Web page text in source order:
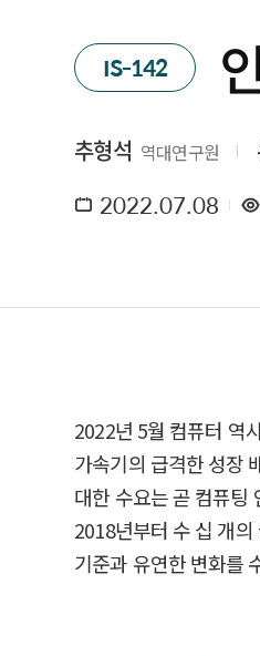
IS-142
추형석 역대연구원
2022.07.08
2022년 5월 컴퓨터 역
가속기의 급격한 성장
대한 수요는 곧 컴퓨팅
2018년부터 수 십 개
기준과 유연한 변화를